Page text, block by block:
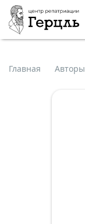
Главная Авторы